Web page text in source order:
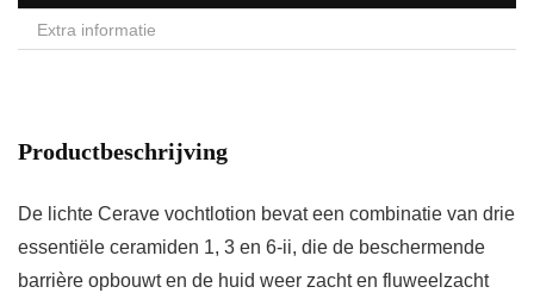
Extra informatie
Productbeschrijving
De lichte Cerave vochtlotion bevat een combinatie van drie
essentiële ceramiden 1, 3 en 6-ii, die de beschermende
barrière opbouwt en de huid weer zacht en fluweelzacht